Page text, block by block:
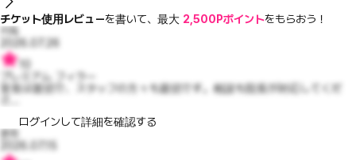
チケット使用レビューを書いて、最大 2,500Pポイントをもらおう！
키듁
2026.07.26
10
プレミアム フィラー
室長は親切で、スタッフの方々も親切です。相談も院長が対応してくだ
ログインして詳細を確認する
꿘쥐
2026.07.15